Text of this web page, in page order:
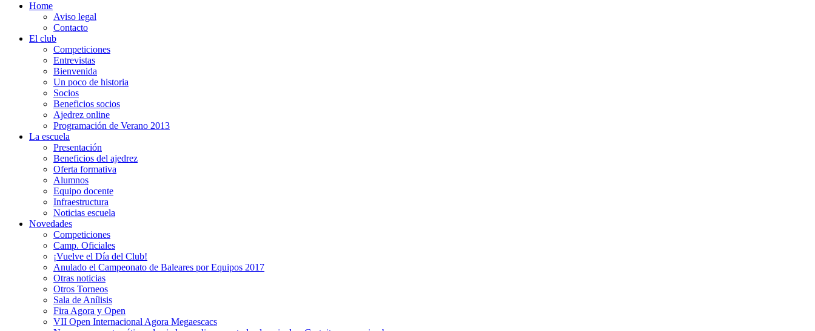
Home
Aviso legal
Contacto
El club
Competiciones
Entrevistas
Bienvenida
Un poco de historia
Socios
Beneficios socios
Ajedrez online
Programación de Verano 2013
La escuela
Presentación
Beneficios del ajedrez
Oferta formativa
Alumnos
Equipo docente
Infraestructura
Noticias escuela
Novedades
Competiciones
Camp. Oficiales
¡Vuelve el Dí­a del Club!
Anulado el Campeonato de Baleares por Equipos 2017
Otras noticias
Otros Torneos
Sala de Anílisis
Fira Agora y Open
VII Open Internacional Agora Megaescacs